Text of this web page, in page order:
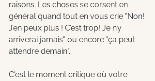
raisons. Les choses se corsent en
général quand tout en vous crie "Non!
J’en peux plus ! C’est trop! Je n’y
arriverai jamais" ou encore "ça peut
attendre demain".
C'est le moment critique où votre